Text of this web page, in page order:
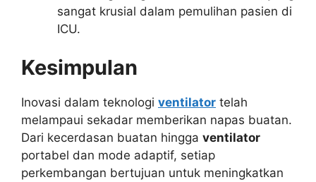
sangat krusial dalam pemulihan pasien di
ICU.
Kesimpulan
Inovasi dalam teknologi ventilator telah
melampaui sekadar memberikan napas buatan.
Dari kecerdasan buatan hingga ventilator
portabel dan mode adaptif, setiap
perkembangan bertujuan untuk meningkatkan